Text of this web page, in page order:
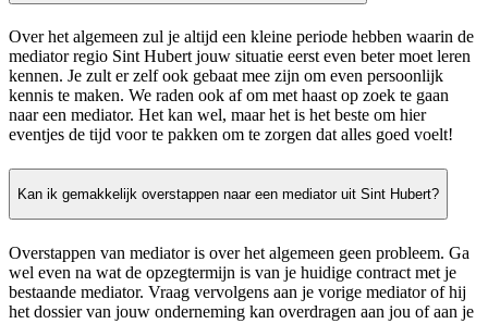
Over het algemeen zul je altijd een kleine periode hebben waarin de
mediator regio Sint Hubert jouw situatie eerst even beter moet leren
kennen. Je zult er zelf ook gebaat mee zijn om even persoonlijk
kennis te maken. We raden ook af om met haast op zoek te gaan
naar een mediator. Het kan wel, maar het is het beste om hier
eventjes de tijd voor te pakken om te zorgen dat alles goed voelt!
Kan ik gemakkelijk overstappen naar een mediator uit Sint Hubert?
Overstappen van mediator is over het algemeen geen probleem. Ga
wel even na wat de opzegtermijn is van je huidige contract met je
bestaande mediator. Vraag vervolgens aan je vorige mediator of hij
het dossier van jouw onderneming kan overdragen aan jou of aan je